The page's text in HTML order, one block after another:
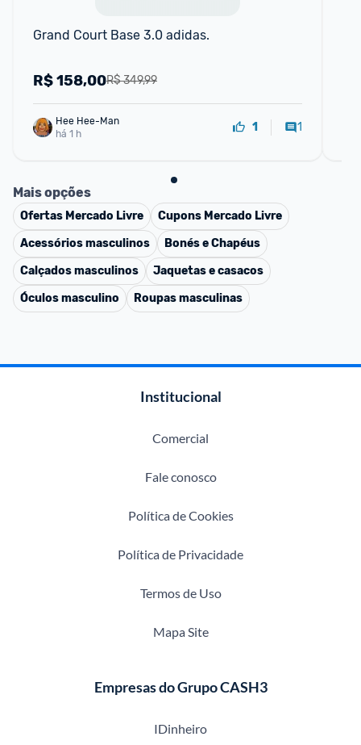
Grand Court Base 3.0 adidas.
R$ 349,99
R$158,00
Hee Hee-Man
há 1 h
1 1
Mais opções
Ofertas Mercado Livre Cupons Mercado Livre
Acessórios masculinos
Bonés e Chapéus
Calçados masculinos
Jaquetas e casacos
Óculos masculino
Roupas masculinas
Institucional
Comercial
Fale conosco
Política de Cookies
Política de Privacidade
Termos de Uso
Mapa Site
Empresas do Grupo CASH3
IDinheiro